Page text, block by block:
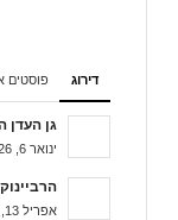
דירוג פוסטים
גן העדן
ינואר 6, 2026 - 11:38 am
אפריל 13, 2024 - 5:46 pm